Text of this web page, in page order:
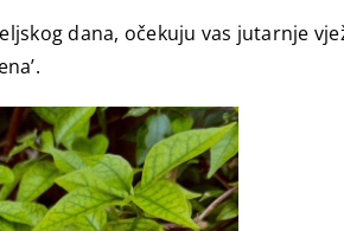
dana, očekuju vas jutarnje